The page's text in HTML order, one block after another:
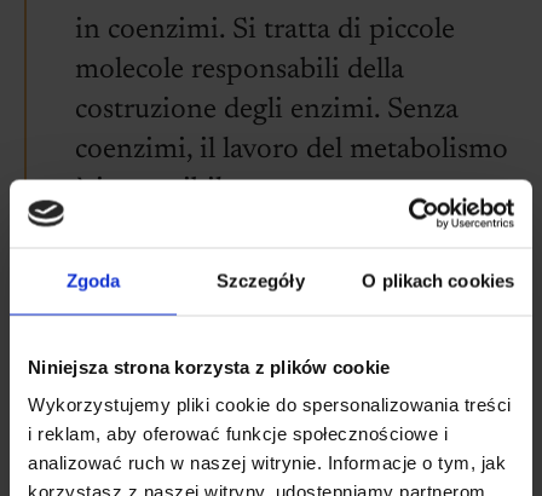
Zgoda Szczegóły O plikach cookies
Niniejsza strona korzysta z plików cookie
Wykorzystujemy pliki cookie do spersonalizowania treści
i reklam, aby oferować funkcje społecznościowe i
analizować ruch w naszej witrynie. Informacje o tym, jak
korzystasz z naszej witryny, udostępniamy partnerom
in coenzimi. Si tratta di piccole
molecole responsabili della
costruzione degli enzimi. Senza
coenzimi, il lavoro del metabolismo
è impossibile.
DA SUCCHIARE
Dr Jacob’s Melatonina + B12
4.8